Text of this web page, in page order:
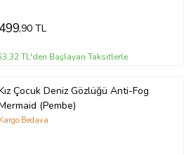
499,90 TL
TL'den Başlayan Taksitlerle
Çocuk Deniz Gözlüğü Anti-Fog
(Pembe)
Kargo Bedava